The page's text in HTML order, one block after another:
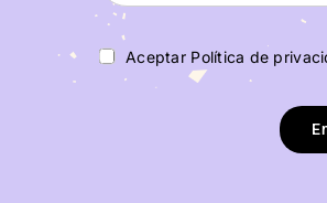
Aceptar Política de